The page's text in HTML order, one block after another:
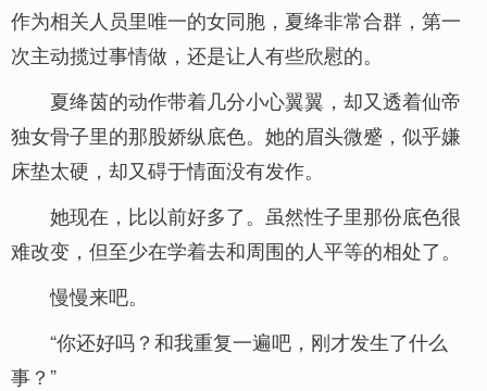
作为相关人员里唯一的女同胞，夏绛非常合群，第一
次主动揽过事情做，还是让人有些欣慰的。
夏绛茵的动作带着几分小心翼翼，却又透着仙帝
独女骨子里的那股娇纵底色。她的眉头微蹙，似乎嫌
床垫太硬，却又碍于情面没有发作。
她现在，比以前好多了。虽然性子里那份底色很
难改变，但至少在学着去和周围的人平等的相处了。
慢慢来吧。
“你还好吗？和我重复一遍吧，刚才发生了什么
事？”